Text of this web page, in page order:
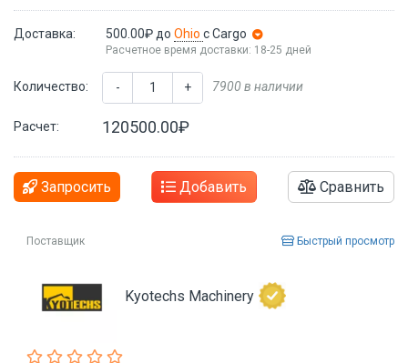
Доставка: 500.00₽ до Ohio с Cargo
Расчетное время доставки: 18-25 дней
Количество: - + 7900 в наличии
Расчет: 120500.00₽
Запросить Добавить Сравнить
Поставщик Быстрый просмотр
Kyotechs Machinery